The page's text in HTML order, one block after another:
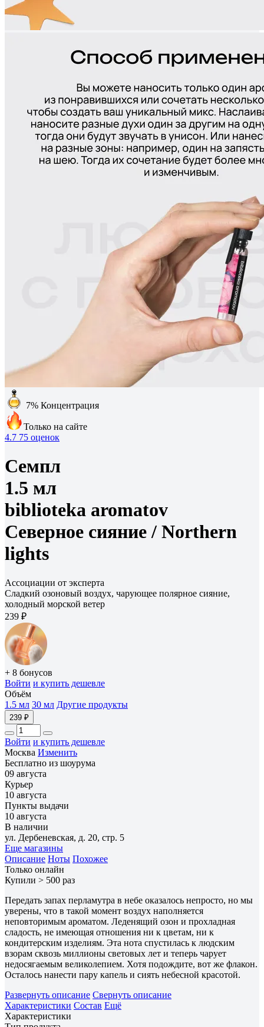
7% Концентрация
Только на сайте
4.7 75 оценок
Семпл
1.5 мл
biblioteka aromatov
Северное сияние / Northern
lights
Ассоциации от эксперта
Сладкий озоновый воздух, чарующее полярное сияние,
холодный морской ветер
239 ₽
+ 8 бонусов
Войти и купить дешевле
Объём
1.5 мл 30 мл Другие продукты
239 ₽
Войти и купить дешевле
Москва Изменить
Бесплатно из шоурума
09 августа
Курьер
10 августа
Пункты выдачи
10 августа
В наличии
ул. Дербеневская, д. 20, стр. 5
Еще магазины
Описание Ноты Похожее
Только онлайн
Купили > 500 раз
Передать запах перламутра в небе оказалось непросто, но мы
уверены, что в такой момент воздух наполняется
неповторимым ароматом. Леденящий озон и прохладная
сладость, не имеющая отношения ни к цветам, ни к
кондитерским изделиям. Эта нота спустилась к людским
взорам сквозь миллионы световых лет и теперь чарует
недосягаемым великолепием. Хотя подождите, вот же флакон.
Осталось нанести пару капель и сиять небесной красотой.
Развернуть описание Свернуть описание
Характеристики Состав Ещё
Характеристики